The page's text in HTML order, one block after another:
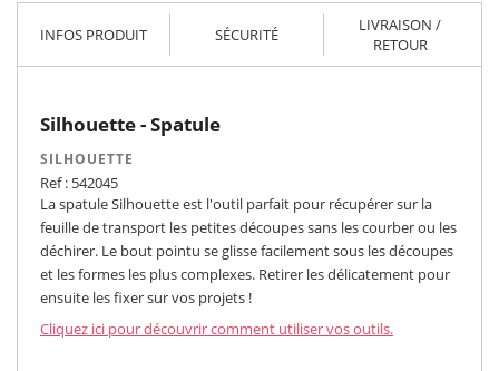
INFOS PRODUIT SÉCURITÉ
LIVRAISON /
RETOUR
Silhouette - Spatule
SILHOUETTE
Ref : 542045
La spatule Silhouette est l'outil parfait pour récupérer sur la
feuille de transport les petites découpes sans les courber ou les
déchirer. Le bout pointu se glisse facilement sous les découpes
et les formes les plus complexes. Retirer les délicatement pour
ensuite les fixer sur vos projets !
Cliquez ici pour découvrir comment utiliser vos outils.